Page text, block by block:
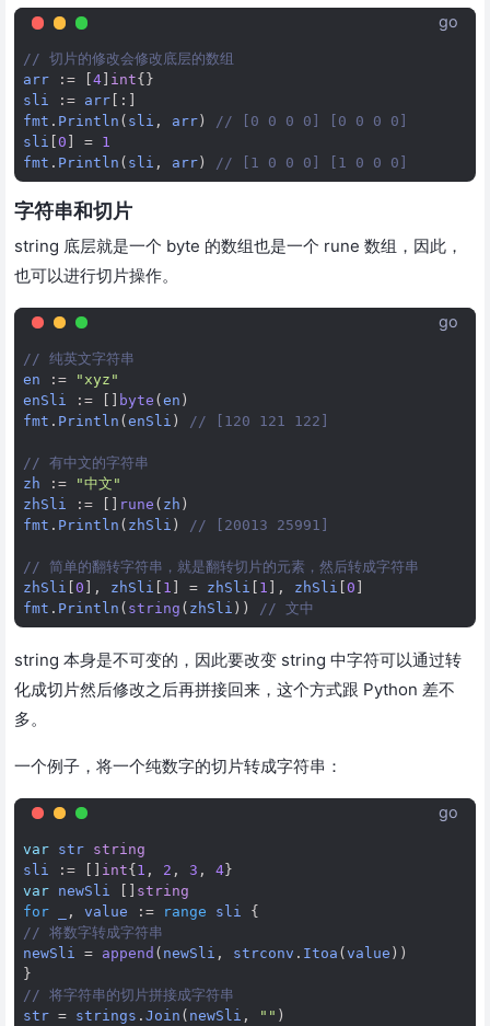
go
// 切片的修改会修改底层的数组
arr
:= 4 int{}
sli
:= arr [:]
fmt . Println ( sli , arr )
// [0 0 0 0] [0 0 0 0]
sli 0 = 1
fmt . Println ( sli , arr ) // [1 0 0 0] [1 0 0 0]
字符串和切片
string 底层就是一个 byte 的数组也是一个 rune 数组，因此，
也可以进行切片操作。
go
// 纯英文字符串
en
:=
"xyz"
enSli
:= byte ( en )
fmt . Println ( enSli ) // [120 121 122]
// 有中文的字符串
zh
:=
"中文"
zhSli
:= rune ( zh )
fmt . Println ( zhSli ) // [20013 25991]
// 简单的翻转字符串，就是翻转切片的元素，然后转成字符串
zhSli
0 ], zhSli 1 = zhSli 1 ], zhSli 0
fmt . Println ( string ( zhSli )) // 文中
string 本身是不可变的，因此要改变 string 中字符可以通过转
化成切片然后修改之后再拼接回来，这个方式跟 Python 差不
多。
一个例子，将一个纯数字的切片转成字符串：
go
var str string
sli
:= int{ 1 , 2 , 3 , 4 }
var newSli
string
for
, value := range sli
{
// 将数字转成字符串
newSli
= append ( newSli , strconv . Itoa ( value ))
}
// 将字符串的切片拼接成字符串
str = strings . Join ( newSli , "" )